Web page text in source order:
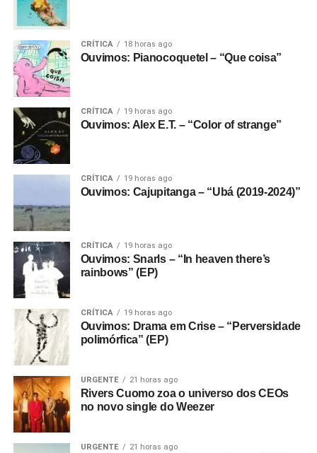
CRÍTICA 18 horas ago
Ouvimos: Pianocoquetel – “Que coisa”
CRÍTICA 19 horas ago
Ouvimos: Alex E.T. – “Color of strange”
CRÍTICA 19 horas ago
Ouvimos: Cajupitanga – “Ubá (2019-2024)”
CRÍTICA 19 horas ago
Ouvimos: Snarls – “In heaven there’s
rainbows” (EP)
CRÍTICA 19 horas ago
Ouvimos: Drama em Crise – “Perversidade
polimórfica” (EP)
URGENTE 21 horas ago
Rivers Cuomo zoa o universo dos CEOs
no novo single do Weezer
URGENTE 21 horas ago